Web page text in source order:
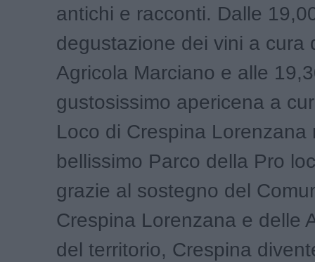
antichi e racconti. Dalle
degustazione dei vini a cura
Agricola Marciano e alle
gustosissimo apericena a
Loco di Crespina Lorenzana
bellissimo Parco della Pro
grazie al sostegno del
Crespina Lorenzana e delle
del territorio, Crespina